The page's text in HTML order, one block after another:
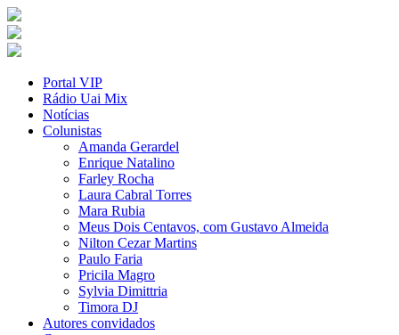
Portal VIP
Rádio Uai Mix
Notícias
Colunistas
Amanda Gerardel
Enrique Natalino
Farley Rocha
Laura Cabral Torres
Mara Rubia
Meus Dois Centavos, com Gustavo Almeida
Nilton Cezar Martins
Paulo Faria
Pricila Magro
Sylvia Dimittria
Timora DJ
Autores convidados